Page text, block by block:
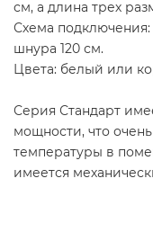
см, а длина трех
Схема
шнура 120 см.
Цвета: белый или
Серия Стандарт
мощности, что
температуры в
имеется